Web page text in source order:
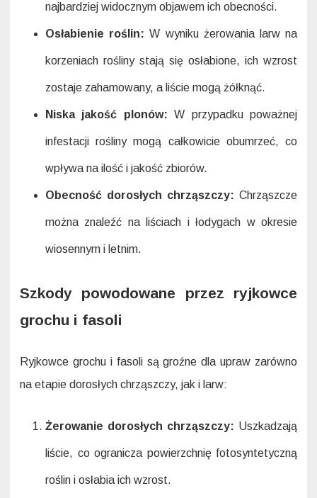
najbardziej widocznym objawem ich obecności.
Osłabienie roślin: W wyniku żerowania larw na
korzeniach rośliny stają się osłabione, ich wzrost
zostaje zahamowany, a liście mogą żółknąć.
Niska jakość plonów: W przypadku poważnej
infestacji rośliny mogą całkowicie obumrzeć, co
wpływa na ilość i jakość zbiorów.
Obecność dorosłych chrząszczy: Chrząszcze
można znaleźć na liściach i łodygach w okresie
wiosennym i letnim.
Szkody powodowane przez ryjkowce
grochu i fasoli
Ryjkowce grochu i fasoli są groźne dla upraw zarówno
na etapie dorosłych chrząszczy, jak i larw:
Żerowanie dorosłych chrząszczy: Uszkadzają
liście, co ogranicza powierzchnię fotosyntetyczną
roślin i osłabia ich wzrost.